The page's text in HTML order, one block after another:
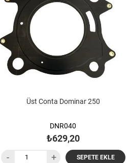
Üst Conta Dominar 250
DNR040
₺629,20
SEPETE EKLE